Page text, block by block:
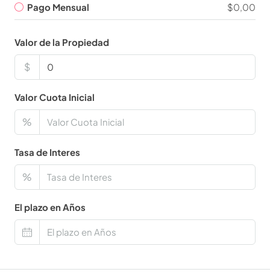
Pago Mensual $0,00
Valor de la Propiedad
$
Valor Cuota Inicial
%
Tasa de Interes
%
El plazo en Años